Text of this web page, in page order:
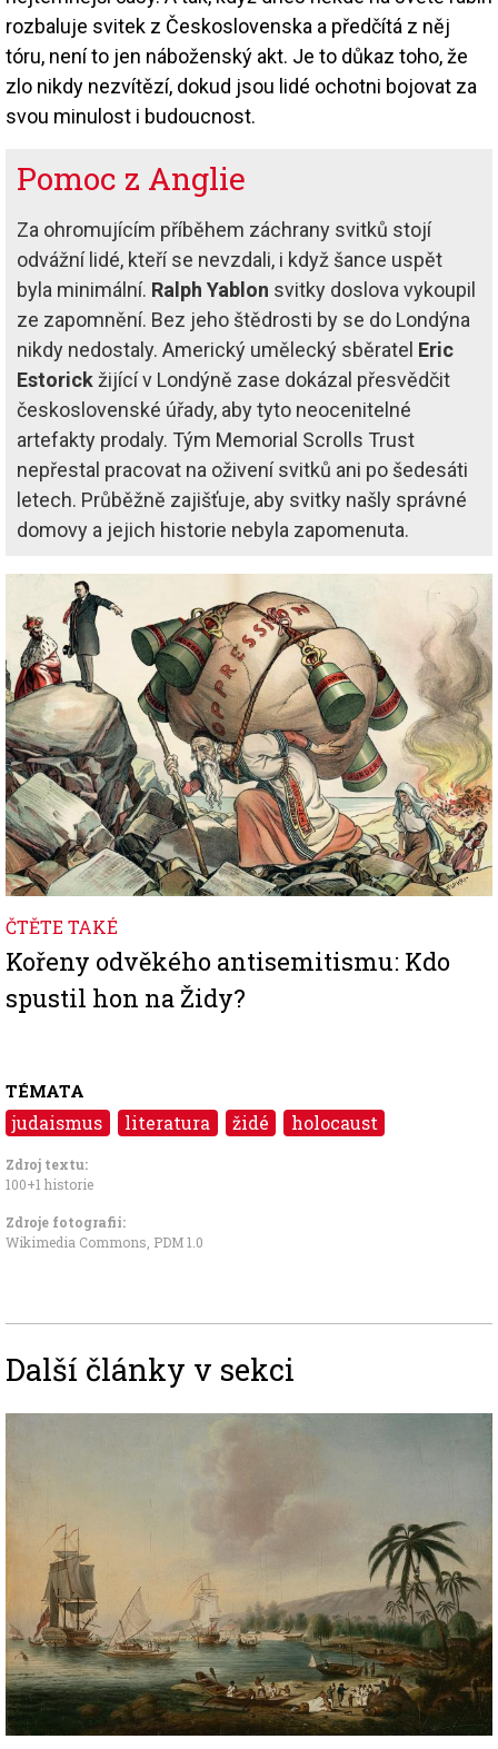
rozbaluje svitek z Československa a předčítá z něj
tóru, není to jen náboženský akt. Je to důkaz toho, že
zlo nikdy nezvítězí, dokud jsou lidé ochotni bojovat za
svou minulost i budoucnost.
Pomoc z Anglie
Za ohromujícím příběhem záchrany svitků stojí
odvážní lidé, kteří se nevzdali, i když šance uspět
byla minimální. Ralph Yablon svitky doslova vykoupil
ze zapomnění. Bez jeho štědrosti by se do Londýna
nikdy nedostaly. Americký umělecký sběratel Eric
Estorick žijící v Londýně zase dokázal přesvědčit
československé úřady, aby tyto neocenitelné
artefakty prodaly. Tým Memorial Scrolls Trust
nepřestal pracovat na oživení svitků ani po šedesáti
letech. Průběžně zajišťuje, aby svitky našly správné
domovy a jejich historie nebyla zapomenuta.
ČTĚTE TAKÉ
Kořeny odvěkého antisemitismu: Kdo
spustil hon na Židy?
TÉMATA
judaismus literatura židé holocaust
Zdroj textu:
100+1 historie
Zdroje fotografii:
Wikimedia Commons PDM 1.0
Další články v sekci